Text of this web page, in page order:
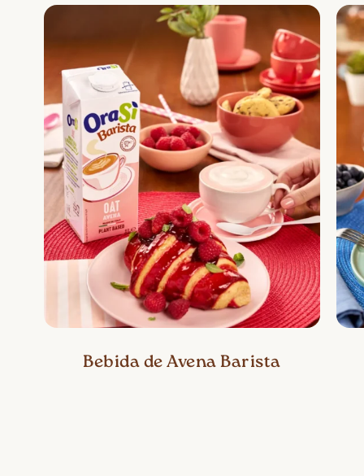
Bebida de Avena Barista